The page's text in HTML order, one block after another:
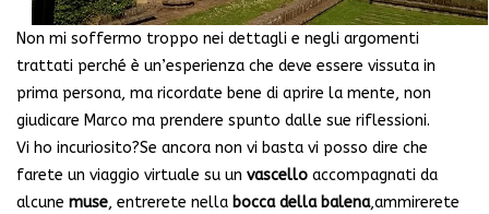
Non mi soffermo troppo nei dettagli e negli argomenti
trattati perché è un’esperienza che deve essere vissuta in
prima persona, ma ricordate bene di aprire la mente, non
giudicare Marco ma prendere spunto dalle sue riflessioni.
Vi ho incuriosito?Se ancora non vi basta vi posso dire che
farete un viaggio virtuale su un vascello accompagnati da
alcune muse, entrerete nella bocca della balena,ammirerete